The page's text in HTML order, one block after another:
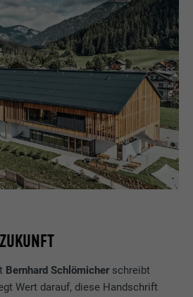
Bernhard Schlömicher schreibt
Wert darauf, diese Handschrift